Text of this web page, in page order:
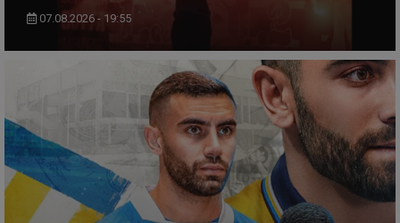
07.08.2026 - 19:55